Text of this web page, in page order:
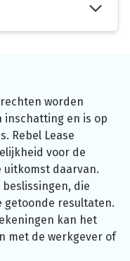
worden
inschatting en is op
Rebel Lease
voor de
uitkomst daarvan.
die
getoonde resultaten.
kan het
met de werkgever of